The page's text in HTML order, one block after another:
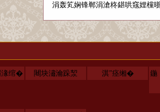
涓轰笂娴锋郸涓滄柊鍖哄窛娌欓
湪绾� 闀块潚瀹跺洯 淇″痉缃� 鍦